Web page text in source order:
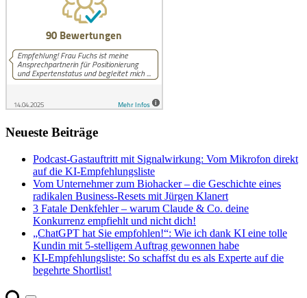
Neueste Beiträge
Podcast-Gastauftritt mit Signalwirkung: Vom Mikrofon direkt
auf die KI-Empfehlungsliste
Vom Unternehmer zum Biohacker – die Geschichte eines
radikalen Business-Resets mit Jürgen Klanert
3 Fatale Denkfehler – warum Claude & Co. deine
Konkurrenz empfiehlt und nicht dich!
„ChatGPT hat Sie empfohlen!“: Wie ich dank KI eine tolle
Kundin mit 5-stelligem Auftrag gewonnen habe
KI-Empfehlungsliste: So schaffst du es als Experte auf die
begehrte Shortlist!